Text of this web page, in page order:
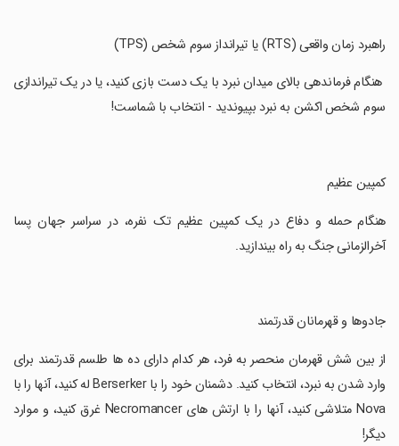
‏راهبرد زمان واقعی (RTS) یا تیرانداز سوم شخص (TPS)
‏ هنگام فرماندهی بالای میدان نبرد با یک دست بازی کنید، یا در یک تیراندازی
سوم شخص اکشن به نبرد بپیوندید - انتخاب با شماست!
‏کمپین عظیم
‏هنگام حمله و دفاع در یک کمپین عظیم تک نفره، در سراسر جهان پسا
آخرالزمانی جنگ به راه بیندازید.
‏جادوها و قهرمانان قدرتمند
‏از بین شش قهرمان منحصر به فرد، هر کدام دارای ده ها طلسم قدرتمند برای
وارد شدن به نبرد، انتخاب کنید. دشمنان خود را با Berserker له کنید، آنها را با
Nova متلاشی کنید، آنها را با ارتش های Necromancer غرق کنید، و موارد
دیگر!